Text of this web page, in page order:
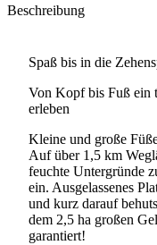
Beschreibung
Spaß bis in die
Von Kopf bis Fuß ein
erleben
Kleine und große
Auf über 1,5 km
feuchte Untergründe
ein. Ausgelassenes
und kurz darauf
dem 2,5 ha großen
garantiert!